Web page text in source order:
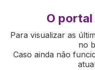
O
Para visualizar as
no
Caso ainda não